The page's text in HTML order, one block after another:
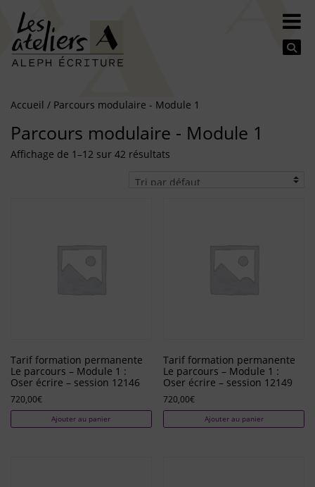
Accueil / Parcours modulaire - Module 1
Parcours modulaire - Module 1
Affichage de 1–12 sur 42 résultats
Tarif formation permanente
Le parcours – Module 1 :
Oser écrire – session 12146
720,00€
Ajouter au panier
Tarif formation permanente
Le parcours – Module 1 :
Oser écrire – session 12149
720,00€
Ajouter au panier